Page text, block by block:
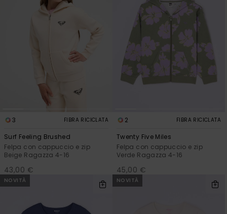
3 FIBRA RICICLATA
Surf Feeling Brushed
Felpa con cappuccio e zip
Beige Ragazza 4-16
43,00 €
2 FIBRA RICICLATA
Twenty Five Miles
Felpa con cappuccio e zip
Verde Ragazza 4-16
45,00 €
NOVITÀ NOVITÀ